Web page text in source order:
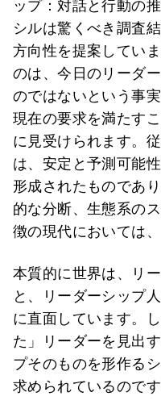
ップ：対話と行動の
シルは驚くべき調査
方向性を提案してい
のは、今日のリーダ
のではないという事
現在の要求を満たす
に見受けられます。
は、安定と予測可能
形成されたものであ
的な分断、生態系の
徴の現代においては
本質的に世界は、リ
と、リーダーシップ
に直面しています。
た」リーダーを見出
プそのものを形作る
求められているのです